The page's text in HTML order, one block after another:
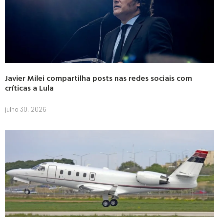
Javier Milei compartilha posts nas redes sociais com
críticas a Lula
julho 30, 2026